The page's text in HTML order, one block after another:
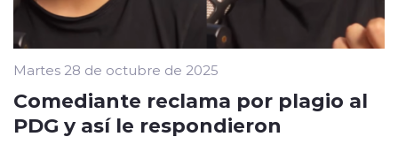
Martes 28 de octubre de 2025
Comediante reclama por plagio al
PDG y así le respondieron